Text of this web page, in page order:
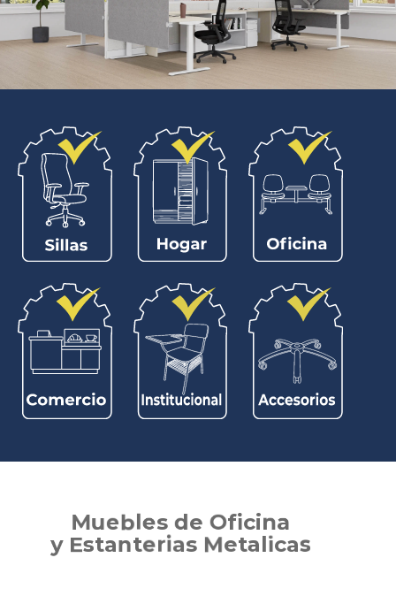
Muebles de Oficina
y Estanterias Metalicas